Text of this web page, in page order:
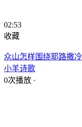
02:53
收藏
众山怎样围绕耶路撒冷
小羊诗歌
0次播放 ·